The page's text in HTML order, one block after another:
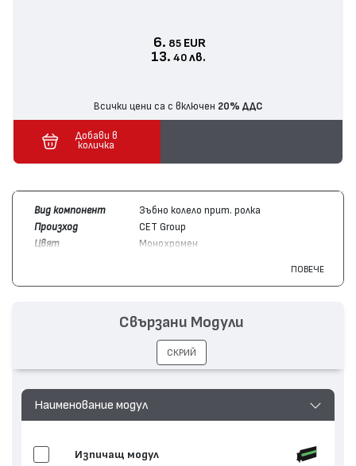
6. 85 EUR
13. 40 лв.
Всички цени са с включен 20% ДДС
Добави в
количка
Вид компонент
Зъбно колело прит. ролка
Произход
CET Group
Цвят
Монохромен
ПОВЕЧЕ
Наименование модул
Изпичащ модул
Свързани Модули
СКРИЙ